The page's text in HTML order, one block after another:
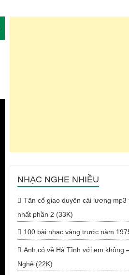
NHẠC NGHE NHIỀU
Tân cổ giao duyên cải lương
nhất phần 2 (33K)
100 bài nhạc vàng trước năm
Anh có về Hà Tĩnh với em không
Nghệ (22K)